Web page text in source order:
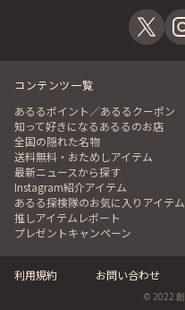
コンテンツ一覧
あるるポイント／あるるクーポン
知って好きになるあるるのお店
全国の隠れた名物
送料無料・おためしアイテム
最新ニュースから探す
Instagram紹介アイテム
あるる探検隊のお気に入りアイテム
推しアイテムレポート
プレゼントキャンペーン
利用規約 お問い合わせ
© 2022